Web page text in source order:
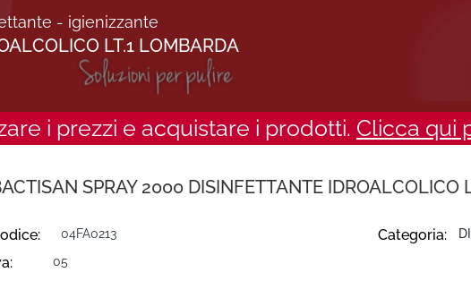
- igienizzante
LT.1 LOMBARDA
i prezzi e acquistare i prodotti. Clicca qui
SPRAY 2000 DISINFETTANTE IDROALCOLICO
04FA0213
05
Categoria: